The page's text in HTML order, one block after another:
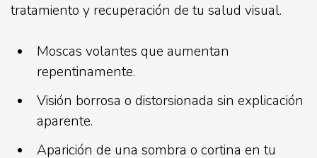
tratamiento y recuperación de tu salud visual.
Moscas volantes que aumentan
repentinamente.
Visión borrosa o distorsionada sin explicación
aparente.
Aparición de una sombra o cortina en tu